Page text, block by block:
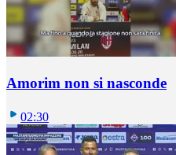
Amorim non si nasconde
02:30